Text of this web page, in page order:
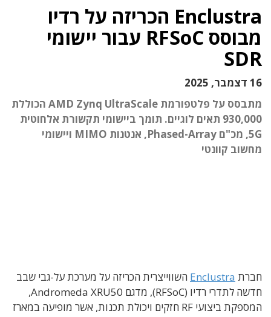
Enclustra הכריזה על רדיו
מבוסס RFSoC עבור יישומי
SDR
16 דצמבר, 2025
מתבסס על פלטפורמת AMD Zynq UltraScale הכוללת
930,000 תאים לוגיים. תומך ביישומי תקשורת אלחוטית
5G, מכ"ם Phased-Array, אנטנות MIMO ויישומי
מחשוב קוונטי
חברת Enclustra השווייצרית הכריזה על מערכת על-גבי שבב
חדשה לתדרי רדיו (RFSoC), מדגם Andromeda XRU50,
המספקת ביצועי RF חזקים ויכולת תכנות, אשר מופיעה במארז